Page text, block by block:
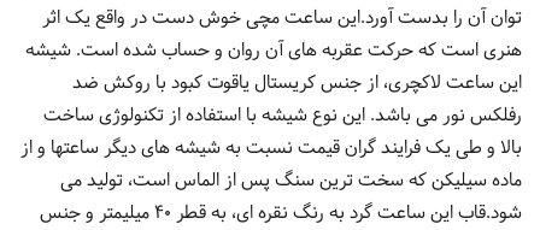
توان آن را بدست آورد.این ساعت مچی خوش دست در واقع یک اثر
هنری است که حرکت عقربه های آن روان و حساب شده است. شیشه
این ساعت لاکچری، از جنس کریستال یاقوت کبود با روکش ضد
رفلکس نور می باشد. این نوع شیشه با استفاده از تکنولوژی ساخت
بالا و طی یک فرایند گران قیمت نسبت به شیشه های دیگر ساعتها و از
ماده سیلیکن که سخت ترین سنگ پس از الماس است، تولید می
شود.قاب این ساعت گرد به رنگ نقره ای، به قطر 40 میلیمتر و جنس